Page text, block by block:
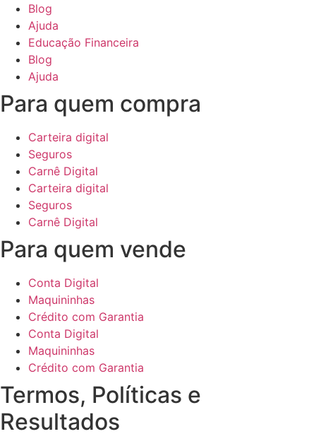
Blog
Ajuda
Educação Financeira
Blog
Ajuda
Para quem compra
Carteira digital
Seguros
Carnê Digital
Carteira digital
Seguros
Carnê Digital
Para quem vende
Conta Digital
Maquininhas
Crédito com Garantia
Conta Digital
Maquininhas
Crédito com Garantia
Termos, Políticas e
Resultados